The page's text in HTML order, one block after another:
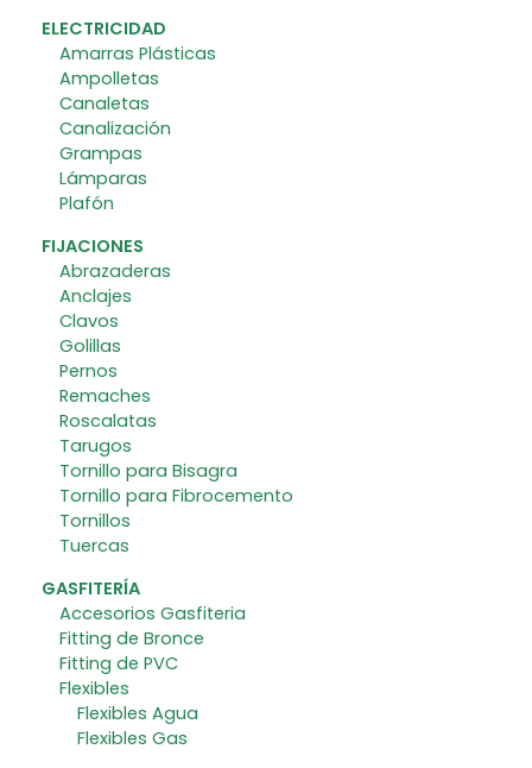
ELECTRICIDAD
Amarras Plásticas
Ampolletas
Canaletas
Canalización
Grampas
Lámparas
Plafón
FIJACIONES
Abrazaderas
Anclajes
Clavos
Golillas
Pernos
Remaches
Roscalatas
Tarugos
Tornillo para Bisagra
Tornillo para Fibrocemento
Tornillos
Tuercas
GASFITERÍA
Accesorios Gasfiteria
Fitting de Bronce
Fitting de PVC
Flexibles
Flexibles Agua
Flexibles Gas